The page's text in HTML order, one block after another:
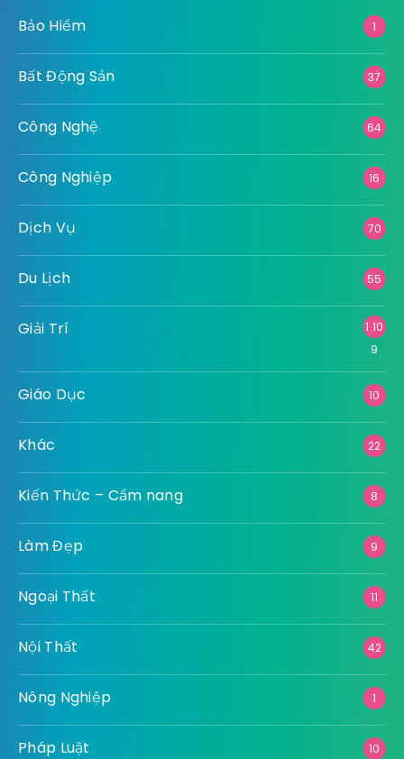
Bảo Hiểm 1
Bất Động Sản 37
Công Nghệ 64
Công Nghiệp 16
Dịch Vụ 70
Du Lịch 55
Giải Trí
1.10
9
Giáo Dục 10
Khác 22
Kiến Thức – Cẩm nang 8
Làm Đẹp 9
Ngoại Thất 11
Nội Thất 42
Nông Nghiệp 1
Pháp Luật 10